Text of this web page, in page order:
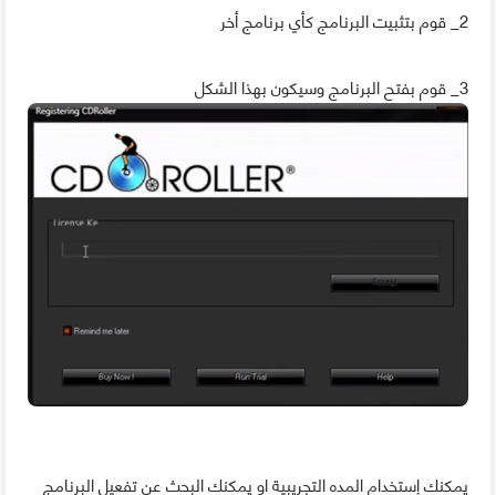
2_ قوم بتثبيت البرنامج كأي برنامج أخر
3_ قوم بفتح البرنامج وسيكون بهذا الشكل
يمكنك إستخدام المده التجريبية او يمكنك البحث عن تفعيل البرنامج